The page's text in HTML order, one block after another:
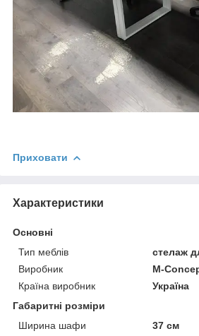
Приховати
Характеристики
Основні
Тип меблів
стелаж
Виробник
M-
Країна виробник
Україна
Габаритні розміри
Ширина шафи
37 см